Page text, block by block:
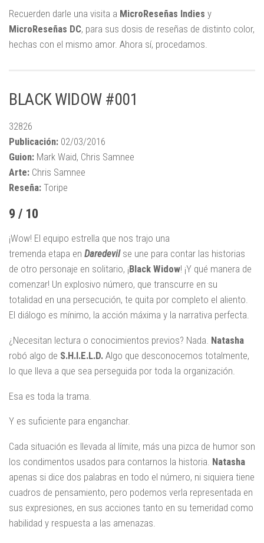
Recuerden darle una visita a MicroReseñas Indies y
MicroReseñas DC, para sus dosis de reseñas de distinto color,
hechas con el mismo amor. Ahora sí, procedamos.
BLACK WIDOW #001
32826
Publicación: 02/03/2016
Guion: Mark Waid, Chris Samnee
Arte: Chris Samnee
Reseña: Toripe
9 / 10
¡Wow! El equipo estrella que nos trajo una
tremenda etapa en Daredevilse une para contar las historias
de otro personaje en solitario, ¡Black Widow! ¡Y qué manera de
comenzar! Un explosivo número, que transcurre en su
totalidad en una persecución, te quita por completo el aliento.
El diálogo es mínimo, la acción máxima y la narrativa perfecta.
¿Necesitan lectura o conocimientos previos? Nada. Natasha
robó algo de S.H.I.E.L.D. Algo que desconocemos totalmente,
lo que lleva a que sea perseguida por toda la organización.
Esa es toda la trama.
Y es suficiente para enganchar.
Cada situación es llevada al límite, más una pizca de humor son
los condimentos usados para contarnos la historia. Natasha
apenas si dice dos palabras en todo el número, ni siquiera tiene
cuadros de pensamiento, pero podemos verla representada en
sus expresiones, en sus acciones tanto en su temeridad como
habilidad y respuesta a las amenazas.